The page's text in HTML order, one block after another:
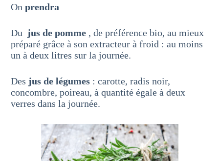
Onprendra
Du jus de pomme , de préférence bio, au mieux
préparé grâce à son extracteur à froid : au moins
un à deux litres sur la journée.
Des jus de légumes : carotte, radis noir,
concombre, poireau, à quantité égale à deux
verres dans la journée.